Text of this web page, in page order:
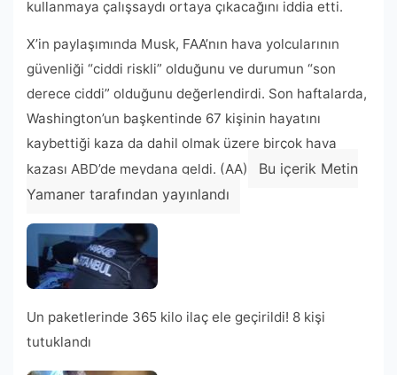
kullanmaya çalışsaydı ortaya çıkacağını iddia etti.
X’in paylaşımında Musk, FAA’nın hava yolcularının
güvenliği “ciddi riskli” olduğunu ve durumun “son
derece ciddi” olduğunu değerlendirdi. Son haftalarda,
Washington’un başkentinde 67 kişinin hayatını
kaybettiği kaza da dahil olmak üzere birçok hava
kazası ABD’de meydana geldi. (AA)
Bu içerik Metin
Yamaner tarafından yayınlandı
Un paketlerinde 365 kilo ilaç ele geçirildi! 8 kişi
tutuklandı